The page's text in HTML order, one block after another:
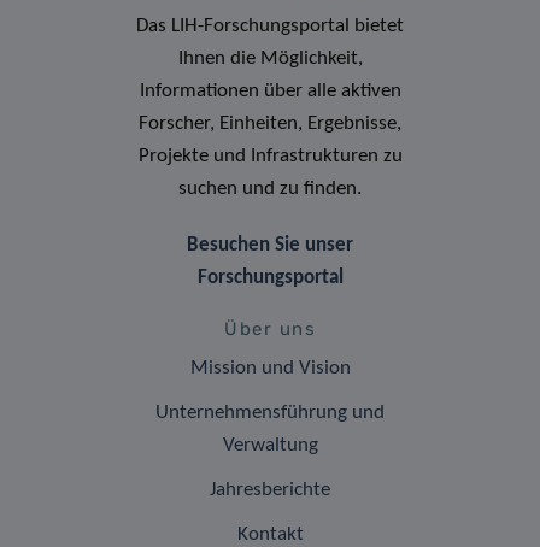
Das LIH-Forschungsportal bietet
Ihnen die Möglichkeit,
Informationen über alle aktiven
Forscher, Einheiten, Ergebnisse,
Projekte und Infrastrukturen zu
suchen und zu finden.
Besuchen Sie unser
Forschungsportal
Über uns
Mission und Vision
Unternehmensführung und
Verwaltung
Jahresberichte
Kontakt